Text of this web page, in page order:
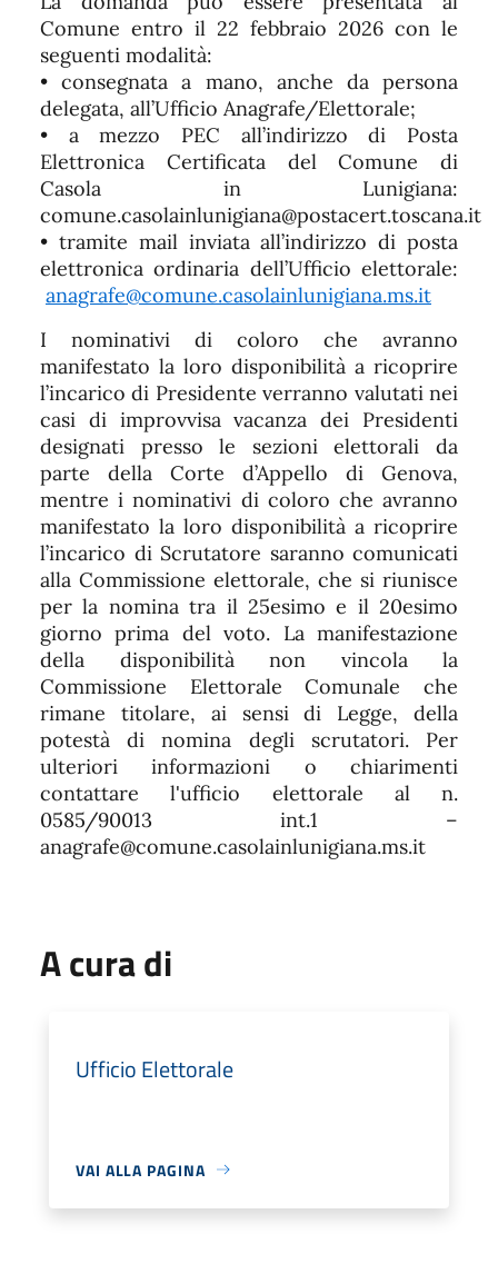
Comune entro il 22 febbraio 2026 con le
seguenti modalità:
• consegnata a mano, anche da persona
delegata, all’Ufficio Anagrafe/Elettorale;
• a mezzo PEC all’indirizzo di Posta
Elettronica Certificata del Comune di
Casola in Lunigiana:
comune.casolainlunigiana@postacert.toscana.it
• tramite mail inviata all’indirizzo di posta
elettronica ordinaria dell’Ufficio elettorale:
anagrafe@comune.casolainlunigiana.ms.it
I nominativi di coloro che avranno
manifestato la loro disponibilità a ricoprire
l’incarico di Presidente verranno valutati nei
casi di improvvisa vacanza dei Presidenti
designati presso le sezioni elettorali da
parte della Corte d’Appello di Genova,
mentre i nominativi di coloro che avranno
manifestato la loro disponibilità a ricoprire
l’incarico di Scrutatore saranno comunicati
alla Commissione elettorale, che si riunisce
per la nomina tra il 25esimo e il 20esimo
giorno prima del voto. La manifestazione
della disponibilità non vincola la
Commissione Elettorale Comunale che
rimane titolare, ai sensi di Legge, della
potestà di nomina degli scrutatori. Per
ulteriori informazioni o chiarimenti
contattare l'ufficio elettorale al n.
0585/90013 int.1 –
anagrafe@comune.casolainlunigiana.ms.it
A cura di
Ufficio Elettorale
VAI ALLA PAGINA